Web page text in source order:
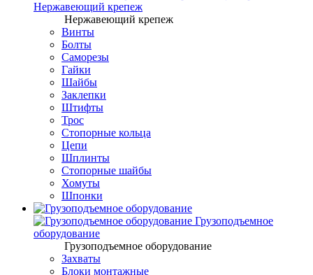
Нержавеющий крепеж
Нержавеющий крепеж
Винты
Болты
Саморезы
Гайки
Шайбы
Заклепки
Штифты
Трос
Стопорные кольца
Цепи
Шплинты
Стопорные шайбы
Хомуты
Шпонки
Грузоподъемное
оборудование
Грузоподъемное оборудование
Захваты
Блоки монтажные